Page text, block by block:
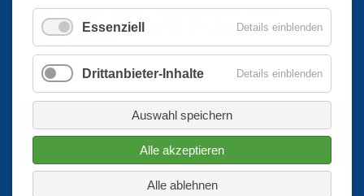
Flugschüler Dominik Deppe bei der Kartenvorbereitung eines
Zurück
Essenziell Details einblenden
Drittanbieter-Inhalte Details einblenden
Auswahl speichern
Alle akzeptieren
Alle ablehnen